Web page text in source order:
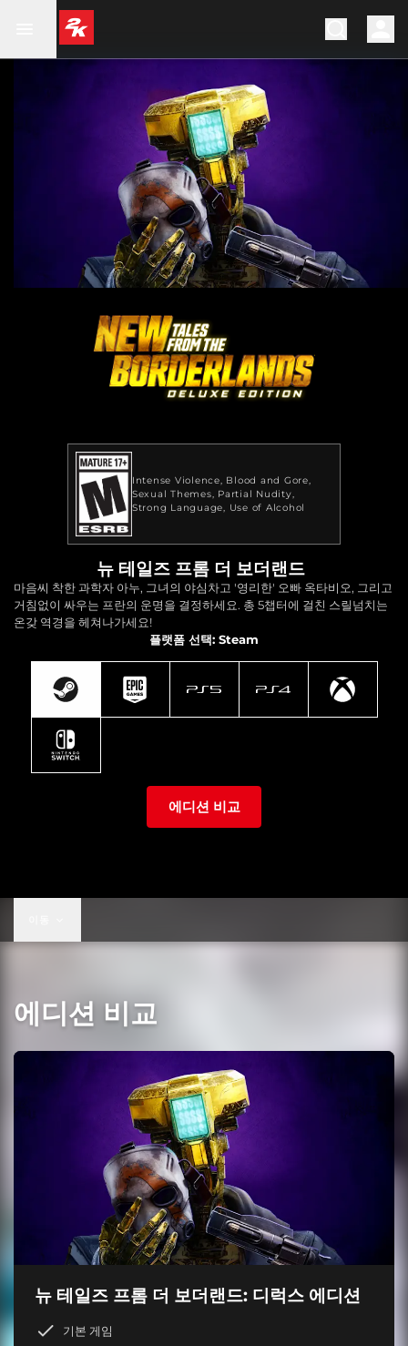
Intense Violence
Blood and Gore
Sexual Themes
Partial Nudity
Strong Language
Use of Alcohol
뉴 테일즈 프롬 더 보더랜드
마음씨 착한 과학자 아누, 그녀의 야심차고 '영리한' 오빠 옥타비오, 그리고
거침없이 싸우는 프란의 운명을 결정하세요. 총 5챕터에 걸친 스릴넘치는
온갖 역경을 헤쳐나가세요!
플랫폼 선택: Steam
에디션 비교
에디션 비교
뉴 테일즈 프롬 더 보더랜드: 디럭스 에디션
기본 게임